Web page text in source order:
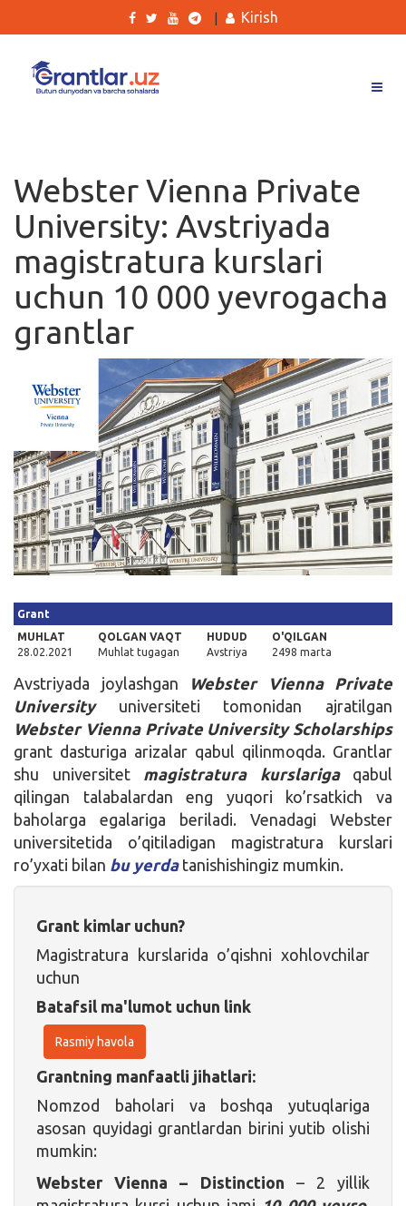
Ishlar
Kurslar
Blog
Yana
Qidirish
Kirish
Webster Vienna Private
University: Avstriyada
magistratura kurslari
uchun 10 000 yevrogacha
grantlar
Grant
MUHLAT
28.02.2021
QOLGAN VAQT
Muhlat tugagan
HUDUD
Avstriya
O'QILGAN
2498 marta
Avstriyada joylashgan
Webster Vienna Private
Universityuniversiteti tomonidan ajratilgan
Webster Vienna Private University Scholarships
grant dasturiga arizalar qabul qilinmoqda. Grantlar
shu universitet magistratura kurslarigaqabul
qilingan talabalardan eng yuqori ko’rsatkich va
baholarga egalariga beriladi. Venadagi Webster
universitetida o’qitiladigan magistratura kurslari
ro’yxati bilan bu yerdatanishishingiz mumkin.
Grant kimlar uchun?
Magistratura kurslarida o’qishni xohlovchilar
uchun
Batafsil ma'lumot uchun link
Rasmiy havola
Grantning manfaatli jihatlari:
Nomzod baholari va boshqa yutuqlariga
asosan quyidagi grantlardan birini yutib olishi
mumkin:
Webster Vienna – Distinction – 2 yillik